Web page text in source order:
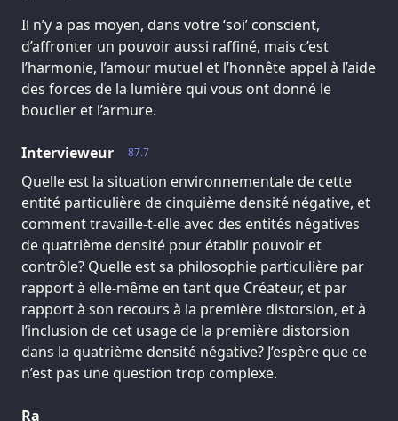
Il n’y a pas moyen, dans votre ‘soi’ conscient,
d’affronter un pouvoir aussi raffiné, mais c’est
l’harmonie, l’amour mutuel et l’honnête appel à l’aide
des forces de la lumière qui vous ont donné le
bouclier et l’armure.
87.7
Intervieweur
Quelle est la situation environnementale de cette
entité particulière de cinquième densité négative, et
comment travaille-t-elle avec des entités négatives
de quatrième densité pour établir pouvoir et
contrôle? Quelle est sa philosophie particulière par
rapport à elle-même en tant que Créateur, et par
rapport à son recours à la première distorsion, et à
l’inclusion de cet usage de la première distorsion
dans la quatrième densité négative? J’espère que ce
n’est pas une question trop complexe.
Ra